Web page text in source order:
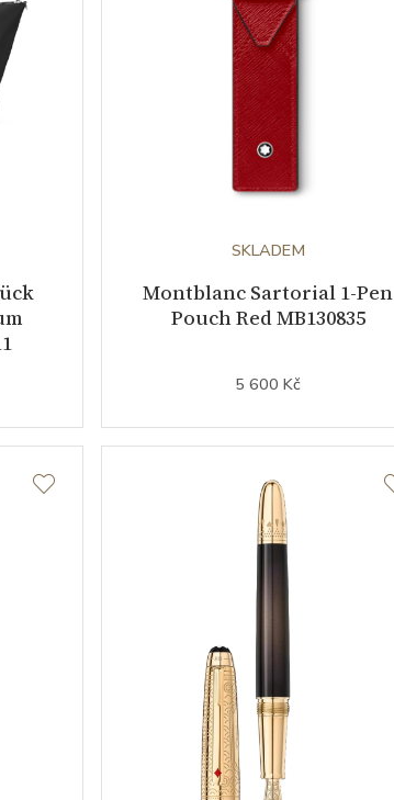
SKLADEM
Montblanc Sartorial 1-Pen
Pouch Red MB130835
5 600 Kč